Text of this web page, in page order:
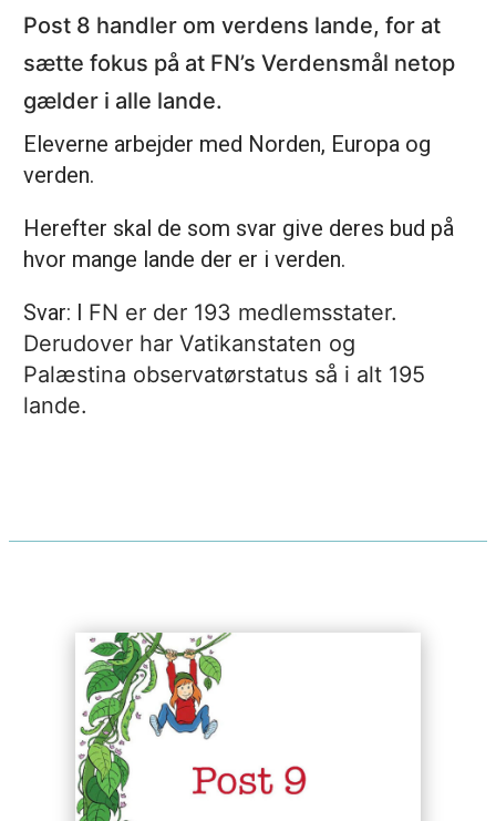
Post 8 handler om verdens lande, for at
sætte fokus på at FN’s Verdensmål netop
gælder i alle lande.
Eleverne arbejder med Norden, Europa og
verden.
Herefter skal de som svar give deres bud på
hvor mange lande der er i verden.
Svar: I FN er der 193 medlemsstater.
Derudover har Vatikanstaten og
Palæstina observatørstatus så i alt 195
lande.